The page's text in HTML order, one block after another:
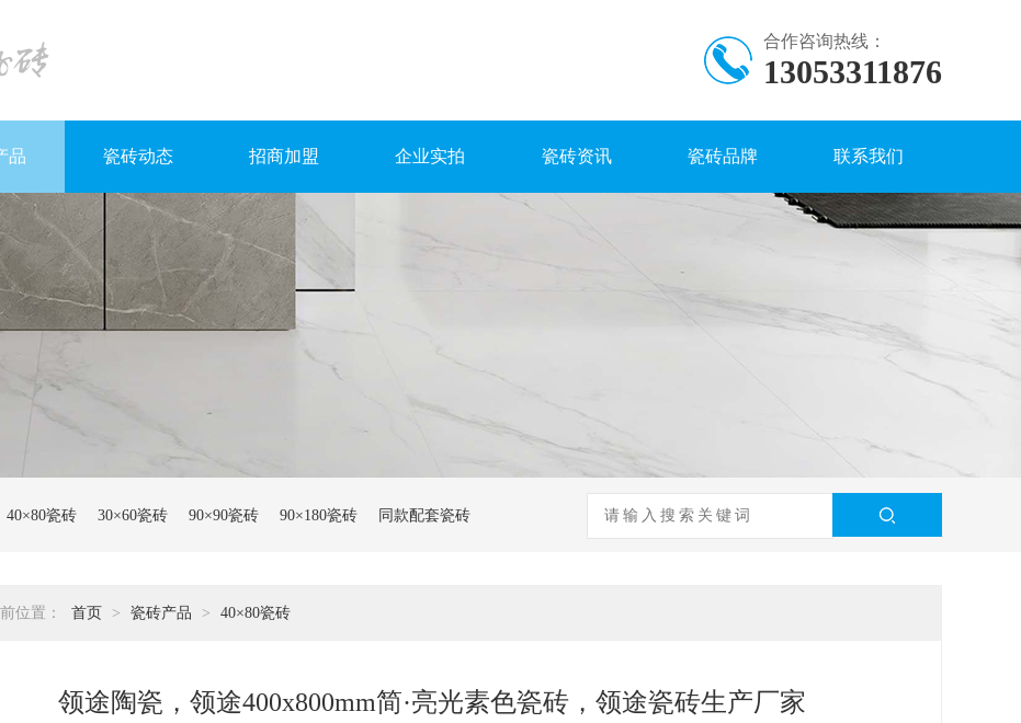
合作咨询热线：
13053311876
品 瓷砖动态 招商加盟 企业实拍 瓷砖资讯 瓷砖品牌 联系我们
40×80瓷砖 30×60瓷砖 90×90瓷砖 90×180瓷砖 同款配套瓷砖
位置： 首页 > 瓷砖产品 > 40×80瓷砖
领途陶瓷，领途400x800mm简·亮光素色瓷砖，领途瓷砖生产厂家